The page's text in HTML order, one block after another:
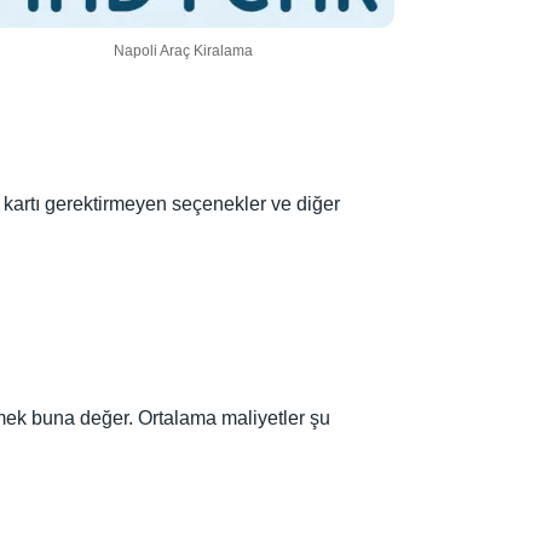
Napoli Araç Kiralama
gerektirmeyen seçenekler ve diğer
buna değer. Ortalama maliyetler şu